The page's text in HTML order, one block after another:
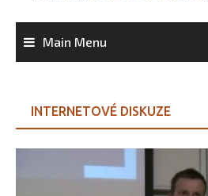
Main Menu
INTERNETOVÉ DISKUZE